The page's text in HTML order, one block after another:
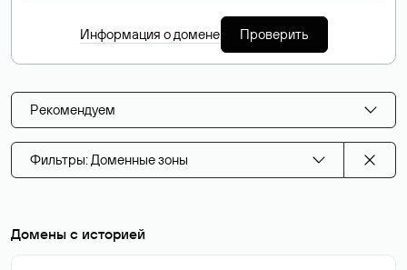
Информация о домене Проверить
Рекомендуем
Фильтры: Доменные зоны
Домены с историей